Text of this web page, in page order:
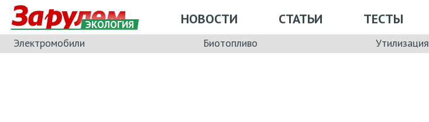
ЭКОЛОГИЯ НОВОСТИ СТАТЬИ ТЕСТЫ
Электромобили Биотопливо Утилизация